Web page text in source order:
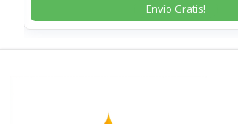
Envío Gratis!